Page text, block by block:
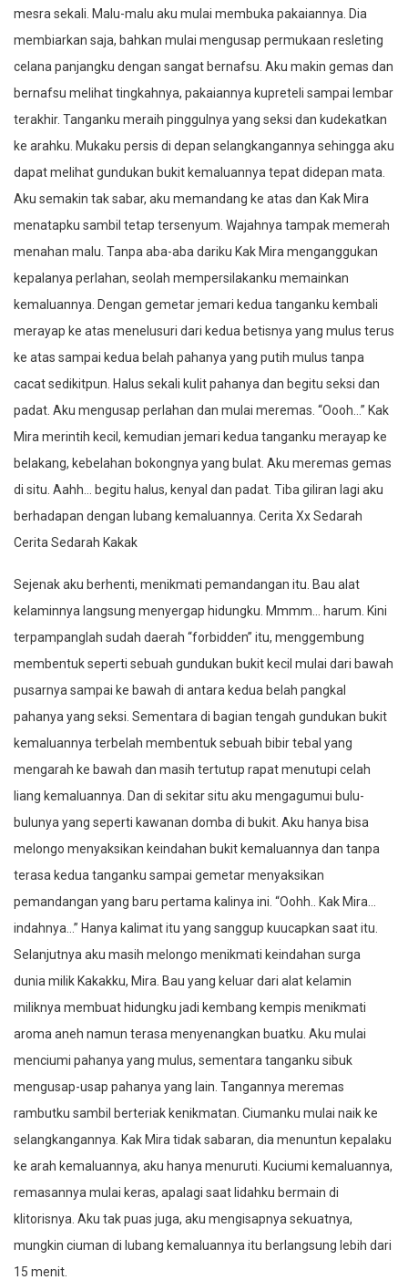
mesra sekali. Malu-malu aku mulai membuka pakaiannya. Dia
membiarkan saja, bahkan mulai mengusap permukaan resleting
celana panjangku dengan sangat bernafsu. Aku makin gemas dan
bernafsu melihat tingkahnya, pakaiannya kupreteli sampai lembar
terakhir. Tanganku meraih pinggulnya yang seksi dan kudekatkan
ke arahku. Mukaku persis di depan selangkangannya sehingga aku
dapat melihat gundukan bukit kemaluannya tepat didepan mata.
Aku semakin tak sabar, aku memandang ke atas dan Kak Mira
menatapku sambil tetap tersenyum. Wajahnya tampak memerah
menahan malu. Tanpa aba-aba dariku Kak Mira menganggukan
kepalanya perlahan, seolah mempersilakanku memainkan
kemaluannya. Dengan gemetar jemari kedua tanganku kembali
merayap ke atas menelusuri dari kedua betisnya yang mulus terus
ke atas sampai kedua belah pahanya yang putih mulus tanpa
cacat sedikitpun. Halus sekali kulit pahanya dan begitu seksi dan
padat. Aku mengusap perlahan dan mulai meremas. “Oooh…” Kak
Mira merintih kecil, kemudian jemari kedua tanganku merayap ke
belakang, kebelahan bokongnya yang bulat. Aku meremas gemas
di situ. Aahh… begitu halus, kenyal dan padat. Tiba giliran lagi aku
berhadapan dengan lubang kemaluannya. Cerita Xx Sedarah
Cerita Sedarah Kakak
Sejenak aku berhenti, menikmati pemandangan itu. Bau alat
kelaminnya langsung menyergap hidungku. Mmmm… harum. Kini
terpampanglah sudah daerah “forbidden” itu, menggembung
membentuk seperti sebuah gundukan bukit kecil mulai dari bawah
pusarnya sampai ke bawah di antara kedua belah pangkal
pahanya yang seksi. Sementara di bagian tengah gundukan bukit
kemaluannya terbelah membentuk sebuah bibir tebal yang
mengarah ke bawah dan masih tertutup rapat menutupi celah
liang kemaluannya. Dan di sekitar situ aku mengagumui bulu-
bulunya yang seperti kawanan domba di bukit. Aku hanya bisa
melongo menyaksikan keindahan bukit kemaluannya dan tanpa
terasa kedua tanganku sampai gemetar menyaksikan
pemandangan yang baru pertama kalinya ini. “Oohh.. Kak Mira…
indahnya…” Hanya kalimat itu yang sanggup kuucapkan saat itu.
Selanjutnya aku masih melongo menikmati keindahan surga
dunia milik Kakakku, Mira. Bau yang keluar dari alat kelamin
miliknya membuat hidungku jadi kembang kempis menikmati
aroma aneh namun terasa menyenangkan buatku. Aku mulai
menciumi pahanya yang mulus, sementara tanganku sibuk
mengusap-usap pahanya yang lain. Tangannya meremas
rambutku sambil berteriak kenikmatan. Ciumanku mulai naik ke
selangkangannya. Kak Mira tidak sabaran, dia menuntun kepalaku
ke arah kemaluannya, aku hanya menuruti. Kuciumi kemaluannya,
remasannya mulai keras, apalagi saat lidahku bermain di
klitorisnya. Aku tak puas juga, aku mengisapnya sekuatnya,
mungkin ciuman di lubang kemaluannya itu berlangsung lebih dari
15 menit.